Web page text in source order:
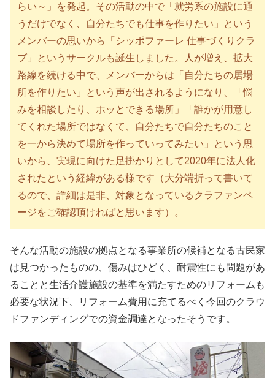
らい～」を発起。その活動の中で「就労系の施設に通
うだけでなく、自分たちでも仕事を作りたい」という
メンバーの思いから「シッポファーレ 仕事づくりクラ
ブ」というサークルも誕生しました。人が増え、拡大
路線を続ける中で、メンバーからは「自分たちの居場
所を作りたい」という声が出されるようになり、「悩
みを相談したり、ホッとできる場所」「誰かが用意し
てくれた場所ではなくて、自分たちで自分たちのこと
を一から決めて場所を作っていってみたい」という思
いから、実現に向けた足掛かりとして2020年に法人化
されたという経緯がある様です（大分端折って書いて
るので、詳細は是非、対象となっているクラファンペ
ージをご確認頂ければと思います）。
そんな活動の施設の拠点となる事業所の候補となる古民家
は見つかったものの、傷みはひどく、耐震性にも問題があ
ることと生活介護施設の基準を満たすためのリフォームも
必要な状況下、リフォーム費用に充てるべく今回のクラウ
ドファンディングでの資金調達となったそうです。